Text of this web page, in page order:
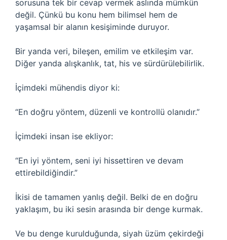
sorusuna tek bir cevap vermek aslında mümkün
değil. Çünkü bu konu hem bilimsel hem de
yaşamsal bir alanın kesişiminde duruyor.
Bir yanda veri, bileşen, emilim ve etkileşim var.
Diğer yanda alışkanlık, tat, his ve sürdürülebilirlik.
İçimdeki mühendis diyor ki:
“En doğru yöntem, düzenli ve kontrollü olanıdır.”
İçimdeki insan ise ekliyor:
“En iyi yöntem, seni iyi hissettiren ve devam
ettirebildiğindir.”
İkisi de tamamen yanlış değil. Belki de en doğru
yaklaşım, bu iki sesin arasında bir denge kurmak.
Ve bu denge kurulduğunda, siyah üzüm çekirdeği